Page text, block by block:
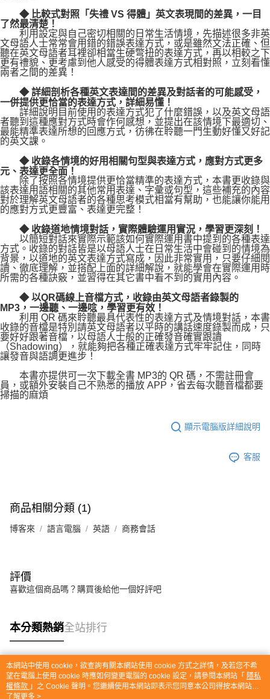
◆ 比較式對照「失禮 VS 得體」英文表現間的差異，一目
了然最清楚！
利用設定與自己密切相關的日常生活情境，先描述很多非英
文母語人士常常會用錯的錯誤表達方式，或是雖然文法正確、但
聽在英文母語者耳裡卻相當生硬彆扭的表達方式，再以相較之下
更有禮貌、更考慮到他人感受的得體表達方式相對照，立刻看懂
兩者之間的差異！
◆ 詳細剖析各種英文表達間的差異及對話者的可能感受，
一併提供更恰當的表達方式，詳細易懂！
詳細說明目前使用的表達方式犯了什麼錯誤，以及英文母語
者聽到這種應對方式時會作何感想，並提出在該情境下最適切、
最能精準表達所想的回應方式，彷彿在聆聽一門生動好懂又好記
的英文課。
◆ 收錄各情境的好用相關句型與表達方式，應對方式更多
元、表達更全面！
除了按照各情境提供更恰當精準的表達方式，本書更收錄與
該表達用語相關的其他常用表達、字彙或句型，這些補充的內容
對於理解英文母語者的各種思考模式相當有幫助，也能讓你能用
的應對方式更豐富、表達更完整！
◆ 收錄道地情境對話，實際體驗運用實況，學習更深刻！
以簡短對話來實際示範該如何實際運用書中提到的各種表達
方式。收錄的對話皆是以母語人士在日常生活中會碰到的情境為
背景，以道地的英文表達方式寫成，因此非常實用，只要仔細閱
讀、徹底理解，並搭配上面的詳細解說，就能學會在實際運用時
所需的各種訣竅，並習得在其它書中看不到的實用內容。
◆ 以QR碼線上音檔方式，收錄由英文母語者錄製的
MP3，一邊聽、一邊唸，學習更有效！
利用 QR 碼來聆聽最具代表性的表達方式及情境對話，本書
收錄的音檔是特別請英文母語者以平時的講話速度錄製而成，只
要好好跟著音檔，以母語人士般的正確發音確實跟讀
（Shadowing），就能夠把各種正確表達方式牢牢記住，同時
讓發音與語調更進步！
本書亦提供可一次下載全書 MP3的 QR 碼，不需註冊會
員，或額外安裝自己不熟悉的播放 APP，省去每次聽音檔都要
掃描的麻煩
顯示電腦版詳細說明
客服
商品相關分類 (1)
博客來 語言電腦 英語 商務會話
評價
喜歡這個商品嗎？購買後給他一個好評吧
本分類熱銷全站排行
熱門標籤
本網站中使用 cookie，欲查詢有關本網站使用 cookie 方式之詳情，及若您不希
望在電腦上使用 cookie 時應如何變更電腦的 cookie 設定，請參閱本網站「 隱私
權條款 」之 Cookie 聲明。您繼續使用本網站即表示您同意本公司得按本網站使
用條款之 Cookie 聲明使用 cookie。
了解更多 >